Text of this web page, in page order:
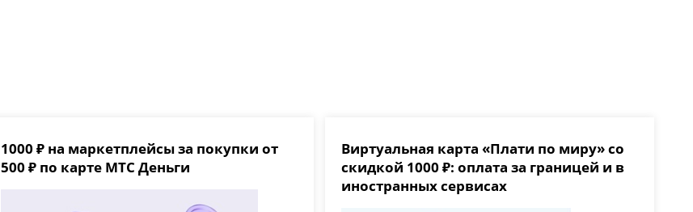
1000 ₽ на маркетплейсы за покупки от
500 ₽ по карте МТС Деньги
Виртуальная карта «Плати по миру» со
скидкой 1000 ₽: оплата за границей и в
иностранных сервисах